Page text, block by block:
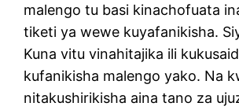
malengo tu basi kinachofuata
tiketi ya wewe kuyafanikisha.
Kuna vitu vinahitajika ili
kufanikisha malengo yako. Na
nitakushirikisha aina tano za